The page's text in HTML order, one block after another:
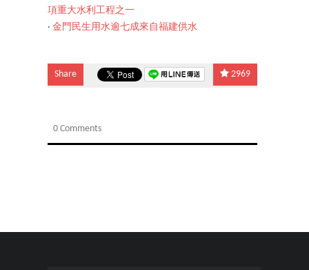
項重大水利工程之一
‧ 金門民生用水逾七成來自福建供水
Share 2969
0 Comments